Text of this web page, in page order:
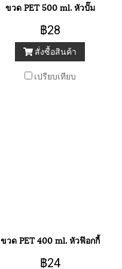
ขวด PET 500 ml. หัวปั๊ม
฿28
สั่งซื้อสินค้า
เปรียบเทียบ
ขวด PET 400 ml. หัวฟ๊อกกี้
฿24